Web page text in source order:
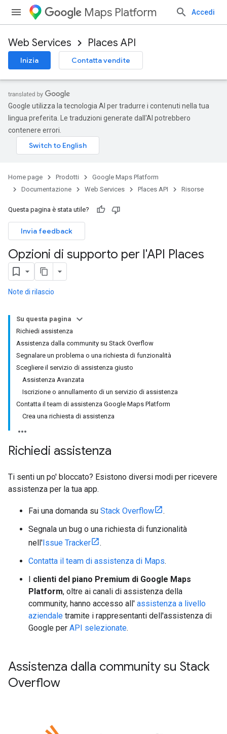
Maps Platform Accedi
Web Services Places API
Inizia Contatta vendite
Google utilizza la tecnologia AI per tradurre i contenuti nella tua
lingua preferita. Le traduzioni generate dall'AI potrebbero
contenere errori.
Home page Prodotti
Google Maps Platform
Documentazione
Web Services Places API Risorse
Questa pagina è stata utile?
Invia feedback
Opzioni di supporto per l'API Places
Note di rilascio
Su questa pagina
Richiedi assistenza
Assistenza dalla community su Stack Overflow
Segnalare un problema o una richiesta di funzionalità
Scegliere il servizio di assistenza giusto
Assistenza Avanzata
Iscrizione o annullamento di un servizio di assistenza
Contatta il team di assistenza Google Maps Platform
Crea una richiesta di assistenza
Richiedi assistenza
Ti senti un po' bloccato? Esistono diversi modi per ricevere
assistenza per la tua app.
Fai una domanda su Stack Overflow
.
Segnala un bug o una richiesta di funzionalità
nell'Issue Tracker
.
Contatta il team di assistenza di Maps.
I clienti del piano Premium di Google Maps
Platform, oltre ai canali di assistenza della
community, hanno accesso all' assistenza a livello
aziendale tramite i rappresentanti dell'assistenza di
Google per API selezionate.
Assistenza dalla community su Stack
Overflow